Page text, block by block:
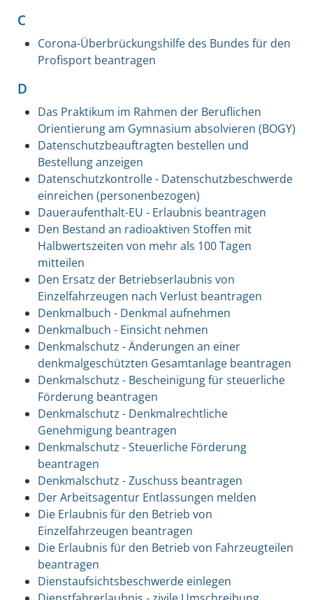
C
Corona-Überbrückungshilfe des Bundes für den
Profisport beantragen
D
Das Praktikum im Rahmen der Beruflichen
Orientierung am Gymnasium absolvieren (BOGY)
Datenschutzbeauftragten bestellen und
Bestellung anzeigen
Datenschutzkontrolle - Datenschutzbeschwerde
einreichen (personenbezogen)
Daueraufenthalt-EU - Erlaubnis beantragen
Den Bestand an radioaktiven Stoffen mit
Halbwertszeiten von mehr als 100 Tagen
mitteilen
Den Ersatz der Betriebserlaubnis von
Einzelfahrzeugen nach Verlust beantragen
Denkmalbuch - Denkmal aufnehmen
Denkmalbuch - Einsicht nehmen
Denkmalschutz - Änderungen an einer
denkmalgeschützten Gesamtanlage beantragen
Denkmalschutz - Bescheinigung für steuerliche
Förderung beantragen
Denkmalschutz - Denkmalrechtliche
Genehmigung beantragen
Denkmalschutz - Steuerliche Förderung
beantragen
Denkmalschutz - Zuschuss beantragen
Der Arbeitsagentur Entlassungen melden
Die Erlaubnis für den Betrieb von
Einzelfahrzeugen beantragen
Die Erlaubnis für den Betrieb von Fahrzeugteilen
beantragen
Dienstaufsichtsbeschwerde einlegen